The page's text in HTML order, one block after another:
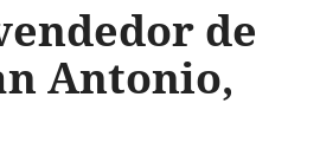
de
Antonio,